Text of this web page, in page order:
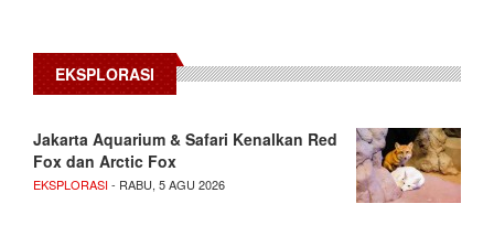
EKSPLORASI
Jakarta Aquarium & Safari Kenalkan Red
Fox dan Arctic Fox
EKSPLORASI- RABU, 5 AGU 2026